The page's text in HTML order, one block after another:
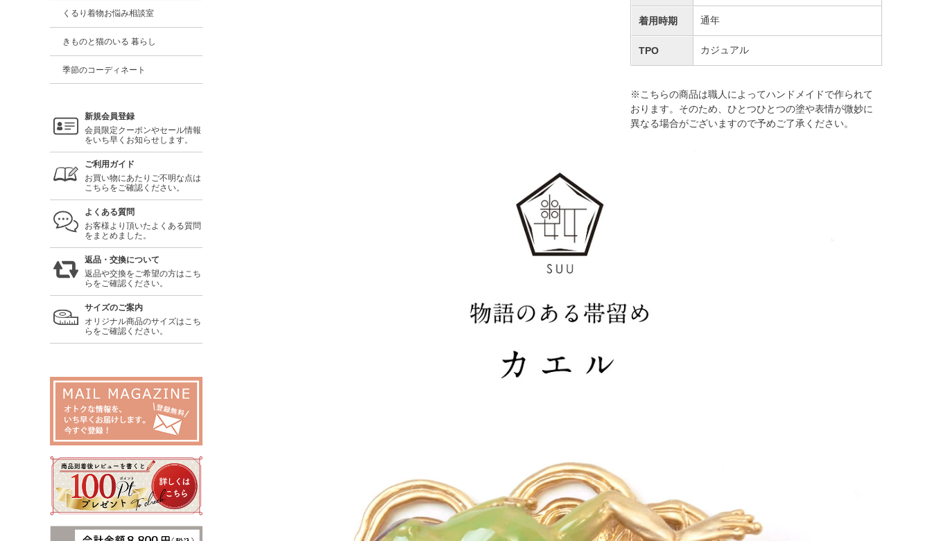
くるり着物お悩み相談室
きものと猫のいる 暮らし
季節のコーディネート
新規会員登録
会員限定クーポンやセール情報
をいち早くお知らせします。
ご利用ガイド
お買い物にあたりご不明な点は
こちらをご確認ください。
よくある質問
お客様より頂いたよくある質問
をまとめました。
返品・交換について
返品や交換をご希望の方はこち
らをご確認ください。
サイズのご案内
オリジナル商品のサイズはこち
らをご確認ください。
着用時期 通年
TPO カジュアル
※こちらの商品は職人によってハンドメイドで作られて
おります。そのため、ひとつひとつの塗や表情が微妙に
異なる場合がございますので予めご了承ください。